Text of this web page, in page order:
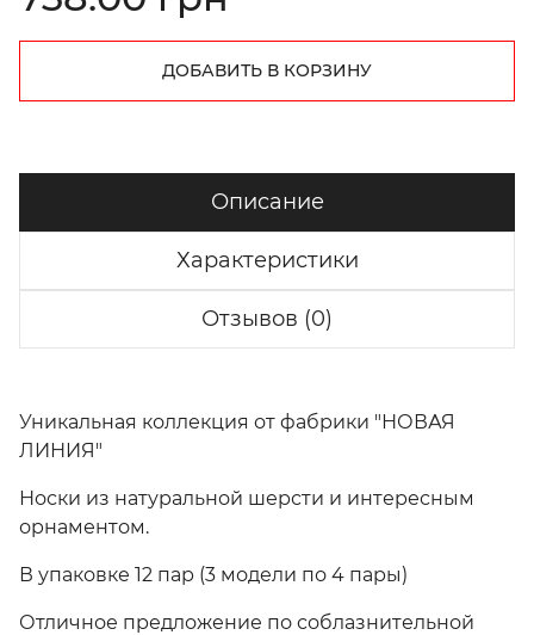
ДОБАВИТЬ В КОРЗИНУ
Описание
Характеристики
Отзывов (0)
Уникальная коллекция от фабрики "НОВАЯ
ЛИНИЯ"
Носки из натуральной шерсти и интересным
орнаментом.
В упаковке 12 пар (3 модели по 4 пары)
Отличное предложение по соблазнительной